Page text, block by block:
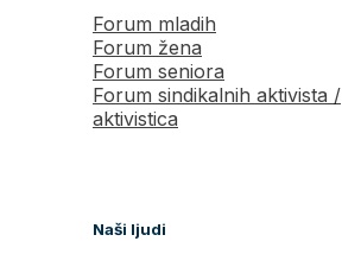
Forum mladih
Forum žena
Forum seniora
Forum sindikalnih aktivista /
aktivistica
Naši ljudi